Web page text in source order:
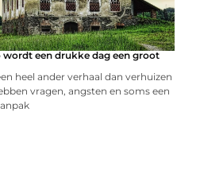
wordt een drukke dag een groot
heel ander verhaal dan verhuizen
vragen, angsten en soms een